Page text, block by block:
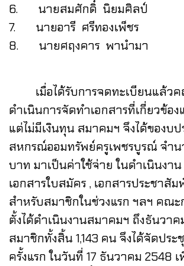
6. นายสมศักดิ์ นิยมศิลป์
7. นายอารี ศรีทองเพ็ชร
8. นายศฤงคาร พานำมา
เมื่อได้รับการจดทะเบียนแล้วค
ดำเนินการจัดทำเอกสารที่เกี่ยวข้อ
แต่ไม่มีเงินทุน สมาคมฯ จึงได้ของบ
สหกรณ์ออมทรัพย์ครูเพชรบูรณ์ จำ
บาท มาเป็นค่าใช้จ่าย ในดำเนินงาน
เอกสารใบสมัคร , เอกสารประชาสั
สำหรับสมาชิกในช่วงแรก ฯลฯ คณะ
ตั้งได้ดำเนินงานสมาคมฯ ถึงธันวาค
สมาชิกทั้งสิ้น 1,143 คน จึงได้จัดปร
ครั้งแรก ในวันที่ 17 ธันวาคม 2548 เ